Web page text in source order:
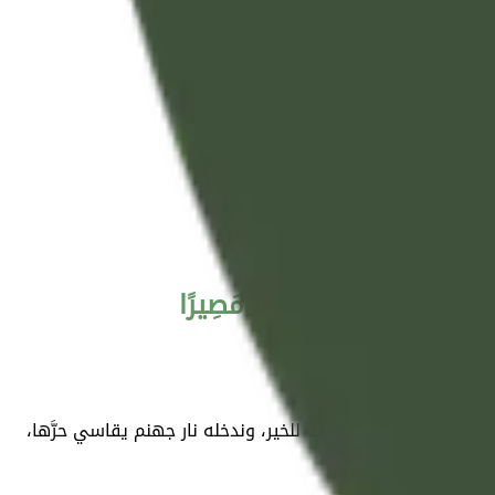
جَهَنَّمَ ۖ وَسَاءَتْ مَصِيرًا
إليه، فلا نوفقه للخير، وندخله نار جهنم يقاسي حرَّها،